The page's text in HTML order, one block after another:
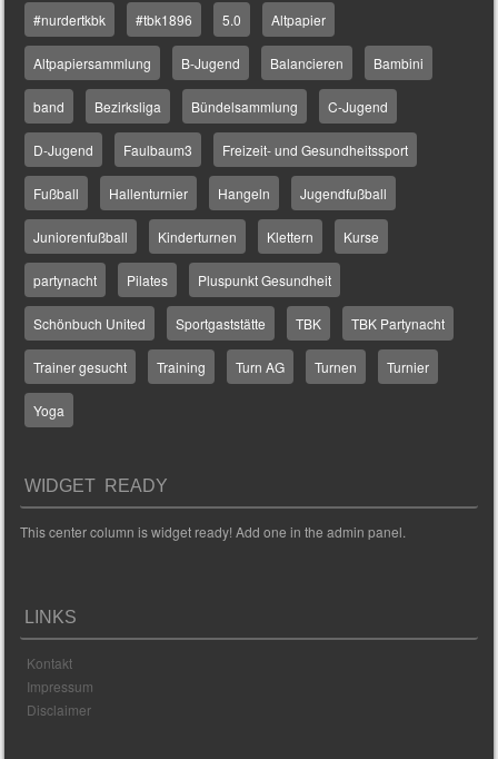
#nurdertkbk #tbk1896 5.0 Altpapier
Altpapiersammlung B-Jugend Balancieren Bambini
band Bezirksliga Bündelsammlung C-Jugend
D-Jugend Faulbaum3 Freizeit- und Gesundheitssport
Fußball Hallenturnier Hangeln Jugendfußball
Juniorenfußball Kinderturnen Klettern Kurse
partynacht Pilates Pluspunkt Gesundheit
Schönbuch United Sportgaststätte TBK TBK Partynacht
Trainer gesucht Training Turn AG Turnen Turnier
Yoga
WIDGET READY
This center column is widget ready! Add one in the admin panel.
LINKS
Kontakt
Impressum
Disclaimer